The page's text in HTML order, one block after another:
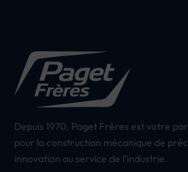
Depuis 1970, Paget Frères est votre
pour la construction mécanique de
innovation au service de l'industrie.